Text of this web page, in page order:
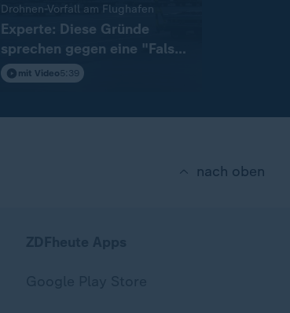
Drohnen-Vorfall am Flughafen
Experte: Diese Gründe
sprechen gegen eine "False
Flag"-Aktion
mit Video5:39
nach oben